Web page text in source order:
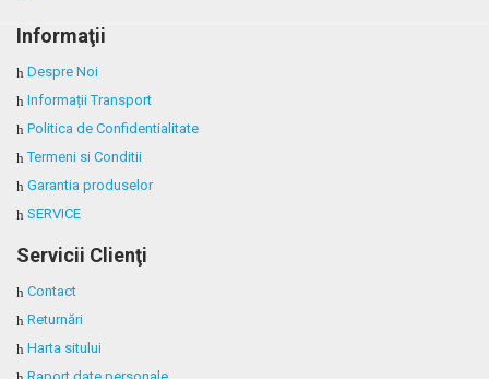
Informaţii
Despre Noi
Informații Transport
Politica de Confidentialitate
Termeni si Conditii
Garantia produselor
SERVICE
Servicii Clienţi
Contact
Returnări
Harta sitului